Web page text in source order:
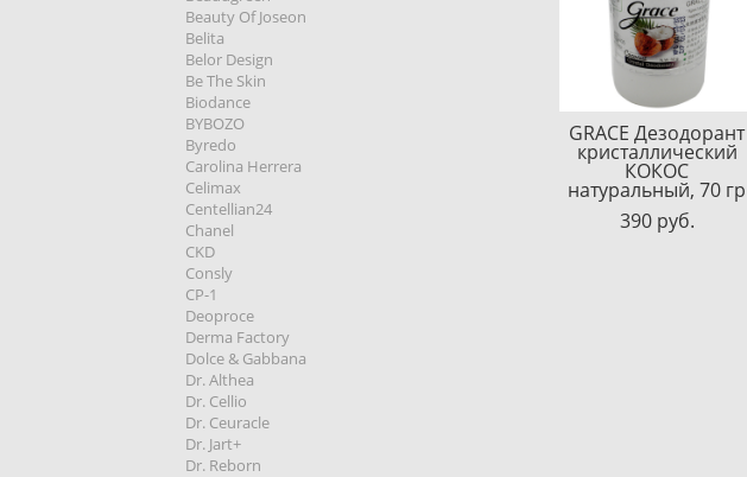
Beauty Of Joseon
Belita
Belor Design
Be The Skin
Biodance
BYBOZO
Byredo
Carolina Herrera
Celimax
Centellian24
Chanel
CKD
Consly
CP-1
Deoproce
Derma Factory
Dolce & Gabbana
Dr. Althea
Dr. Cellio
Dr. Ceuracle
Dr. Jart+
Dr. Reborn
GRACE Дезодорант
кристаллический
КОКОС
натуральный, 70 гр
390 pуб.